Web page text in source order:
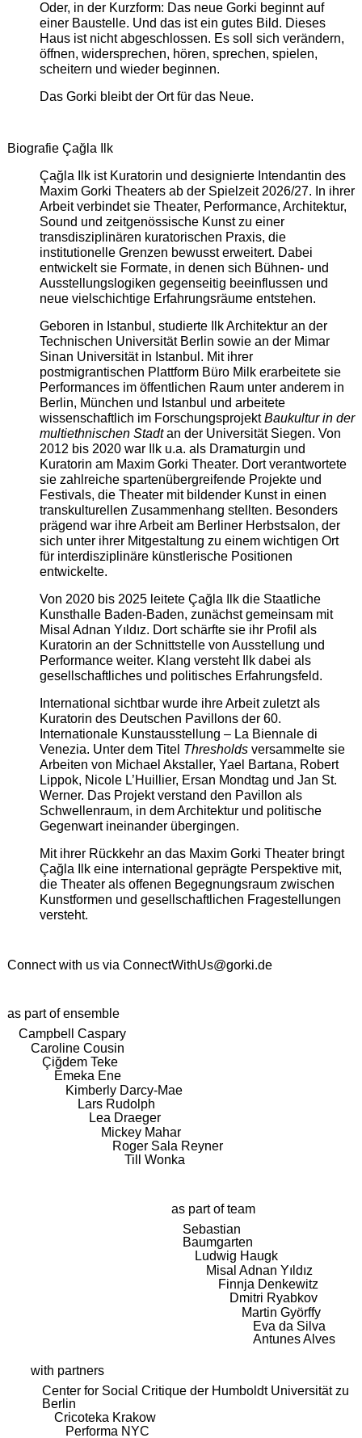
Oder, in der Kurzform: Das neue Gorki beginnt auf
einer Baustelle. Und das ist ein gutes Bild. Dieses
Haus ist nicht abgeschlossen. Es soll sich verändern,
öffnen, widersprechen, hören, sprechen, spielen,
scheitern und wieder beginnen.
Das Gorki bleibt der Ort für das Neue.
Biografie Çağla Ilk
Çağla Ilk ist Kuratorin und designierte Intendantin des
Maxim Gorki Theaters ab der Spielzeit 2026/27. In ihrer
Arbeit verbindet sie Theater, Performance, Architektur,
Sound und zeitgenössische Kunst zu einer
transdisziplinären kuratorischen Praxis, die
institutionelle Grenzen bewusst erweitert. Dabei
entwickelt sie Formate, in denen sich Bühnen- und
Ausstellungslogiken gegenseitig beeinflussen und
neue vielschichtige Erfahrungsräume entstehen.
Geboren in Istanbul, studierte Ilk Architektur an der
Technischen Universität Berlin sowie an der Mimar
Sinan Universität in Istanbul. Mit ihrer
postmigrantischen Plattform Büro Milk erarbeitete sie
Performances im öffentlichen Raum unter anderem in
Berlin, München und Istanbul und arbeitete
wissenschaftlich im ForschungsprojektBaukultur in der
multiethnischen Stadtan der Universität Siegen. Von
2012 bis 2020 war Ilk u.a. als Dramaturgin und
Kuratorin am Maxim Gorki Theater. Dort verantwortete
sie zahlreiche spartenübergreifende Projekte und
Festivals, die Theater mit bildender Kunst in einen
transkulturellen Zusammenhang stellten. Besonders
prägend war ihre Arbeit am Berliner Herbstsalon, der
sich unter ihrer Mitgestaltung zu einem wichtigen Ort
für interdisziplinäre künstlerische Positionen
entwickelte.
Von 2020 bis 2025 leitete Çağla Ilk die Staatliche
Kunsthalle Baden-Baden, zunächst gemeinsam mit
Misal Adnan Yıldız. Dort schärfte sie ihr Profil als
Kuratorin an der Schnittstelle von Ausstellung und
Performance weiter. Klang versteht Ilk dabei als
gesellschaftliches und politisches Erfahrungsfeld.
International sichtbar wurde ihre Arbeit zuletzt als
Kuratorin des Deutschen Pavillons der 60.
Internationale Kunstausstellung – La Biennale di
Venezia. Unter dem Titel Thresholdsversammelte sie
Arbeiten von Michael Akstaller, Yael Bartana, Robert
Lippok, Nicole L’Huillier, Ersan Mondtag und Jan St.
Werner. Das Projekt verstand den Pavillon als
Schwellenraum, in dem Architektur und politische
Gegenwart ineinander übergingen.
Mit ihrer Rückkehr an das Maxim Gorki Theater bringt
Çağla Ilk eine international geprägte Perspektive mit,
die Theater als offenen Begegnungsraum zwischen
Kunstformen und gesellschaftlichen Fragestellungen
versteht.
Connect with us via ConnectWithUs@gorki.de
as part of ensemble
Campbell Caspary
Caroline Cousin
Çiğdem Teke
Emeka Ene
Kimberly Darcy-Mae
Lars Rudolph
Lea Draeger
Mickey Mahar
Roger Sala Reyner
Till Wonka
as part of team
Sebastian
Baumgarten
Ludwig Haugk
Misal Adnan Yıldız
Finnja Denkewitz
Dmitri Ryabkov
Martin Györffy
Eva da Silva
Antunes Alves
with partners
Center for Social Critique der Humboldt Universität zu
Berlin
Cricoteka Krakow
Performa NYC